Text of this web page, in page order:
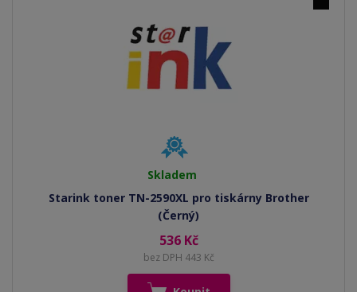
Skladem
Starink toner TN-2590XL pro tiskárny Brother
(Černý)
536 Kč
bez DPH 443 Kč